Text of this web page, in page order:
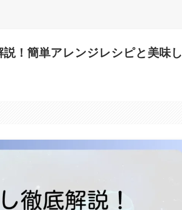
！簡単アレンジレシピと美味し